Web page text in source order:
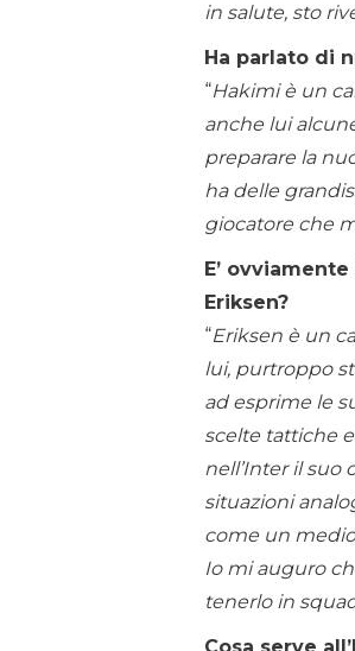
in salute, sto
Ha parlato di
“Hakimi è un
anche lui
preparare la
ha delle
giocatore che
E’
Eriksen?
“Eriksen è un
lui, purtroppo
ad esprime le
scelte tattiche
nell’Inter il suo
situazioni
come un
Io mi auguro
tenerlo in